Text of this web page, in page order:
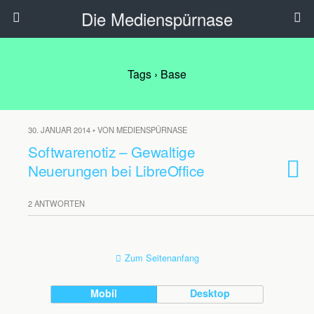
Die Medienspürnase
Tags › Base
30. JANUAR 2014 • VON MEDIENSPÜRNASE
Softwarenotiz – Gewaltige
Neuerungen bei LibreOffice
2 ANTWORTEN
Zum Seitenanfang
Mobil Desktop